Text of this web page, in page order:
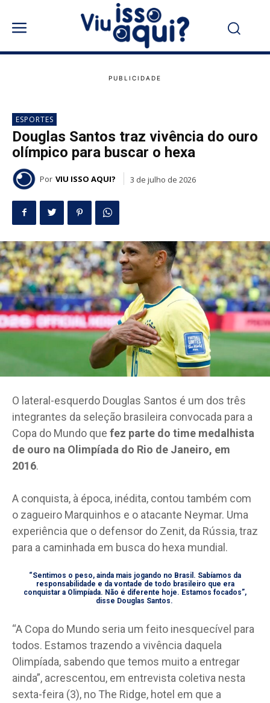
ESPORTES
Douglas Santos traz vivência do ouro
olímpico para buscar o hexa
Por VIU ISSO AQUI? 3 de julho de 2026
O lateral-esquerdo Douglas Santos é um dos três
integrantes da seleção brasileira convocada para a
Copa do Mundo que fez parte do time medalhista
de ouro na Olimpíada do Rio de Janeiro, em
2016.
A conquista, à época, inédita, contou também com
o zagueiro Marquinhos e o atacante Neymar. Uma
experiência que o defensor do Zenit, da Rússia, traz
para a caminhada em busca do hexa mundial.
“Sentimos o peso, ainda mais jogando no Brasil. Sabíamos da
responsabilidade e da vontade de todo brasileiro que era
conquistar a Olimpíada. Não é diferente hoje. Estamos focados”,
disse Douglas Santos.
“A Copa do Mundo seria um feito inesquecível para
todos. Estamos trazendo a vivência daquela
Olimpíada, sabendo que temos muito a entregar
ainda”, acrescentou, em entrevista coletiva nesta
sexta-feira (3), no The Ridge, hotel em que a